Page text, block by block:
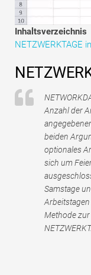
Tutorials zur
Vollständige Form
Inhaltsverzeichnis
NETZWERKTAGE
Anzahl der
beiden
optionales
sich um
Samstage
Methode